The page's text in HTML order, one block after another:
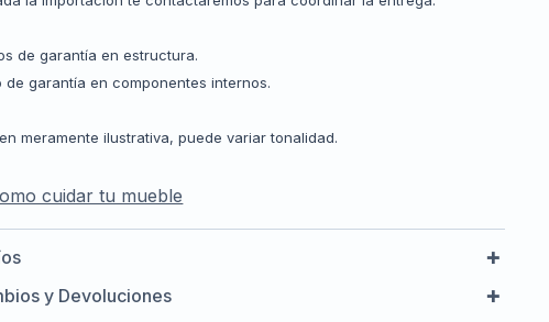
de garantía en estructura.
de garantía en componentes internos.
meramente ilustrativa, puede variar tonalidad.
cuidar tu mueble
y Devoluciones